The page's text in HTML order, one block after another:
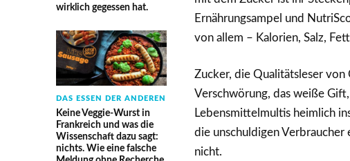
wirklich gegessen hat.
DAS ESSEN DER ANDEREN
Keine Veggie-Wurst in
Frankreich und was die
Wissenschaft dazu sagt:
nichts. Wie eine falsche
Ernährungsampel und
von allem – Kalorien, Salz,
Zucker, die Qualitätsleser von
Verschwörung, das weiße
Lebensmittelmultis heimlich
die unschuldigen
nicht.